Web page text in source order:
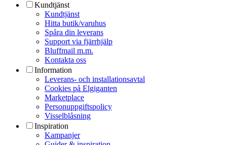
Kundtjänst
Kundtjänst
Hitta butik/varuhus
Spåra din leverans
Support via fjärrhjälp
Bluffmail m.m.
Kontakta oss
Information
Leverans- och installationsavtal
Cookies på Elgiganten
Marketplace
Personuppgiftspolicy
Visselblåsning
Inspiration
Kampanjer